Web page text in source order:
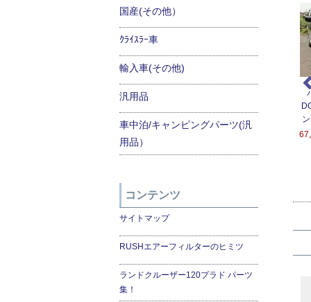
座れる車中泊ベッド-２
151,200円(税込166,320
円)
5,400円(税込5,940円)
国産(その他）
ｸﾗｲｽﾗｰ車
輸入車(その他)
汎用品
車中泊/キャンピングパーツ(汎
用品）
コンテンツ
サイトマップ
RUSHエアーフィルターのヒミツ
ランドクルーザー120プラド パーツ
集！